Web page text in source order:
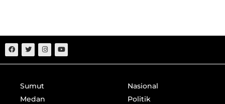
Sumut
Medan
Nasional
Politik